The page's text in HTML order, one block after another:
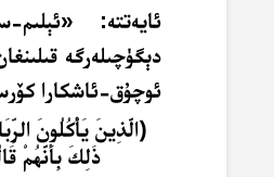
ئايەتتە:
دېگۈچىلەرگە
ئوچۇق-ئاشكارا
﴿الَّذِينَ يَأْكُلُونَ
ذَلِكَ بِأَنَّهُمْ